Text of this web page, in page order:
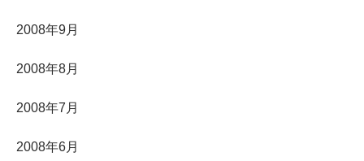
2008年9月
2008年8月
2008年7月
2008年6月